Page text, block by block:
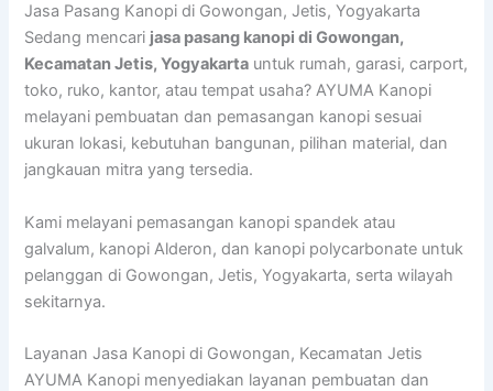
Jasa Pasang Kanopi di Gowongan, Jetis, Yogyakarta
Sedang mencari jasa pasang kanopi di Gowongan,
Kecamatan Jetis, Yogyakarta untuk rumah, garasi, carport,
toko, ruko, kantor, atau tempat usaha? AYUMA Kanopi
melayani pembuatan dan pemasangan kanopi sesuai
ukuran lokasi, kebutuhan bangunan, pilihan material, dan
jangkauan mitra yang tersedia.
Kami melayani pemasangan kanopi spandek atau
galvalum, kanopi Alderon, dan kanopi polycarbonate untuk
pelanggan di Gowongan, Jetis, Yogyakarta, serta wilayah
sekitarnya.
Layanan Jasa Kanopi di Gowongan, Kecamatan Jetis
AYUMA Kanopi menyediakan layanan pembuatan dan